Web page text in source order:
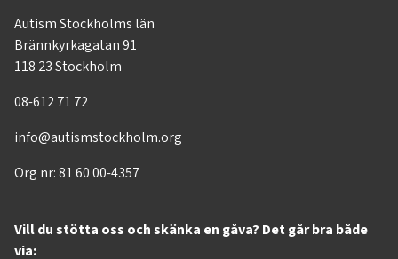
Autism Stockholms län
Brännkyrkagatan 91
118 23 Stockholm
08-612 71 72
info@autismstockholm.org
Org nr: 81 60 00-4357
Vill du stötta oss och skänka en gåva? Det går bra både
via: